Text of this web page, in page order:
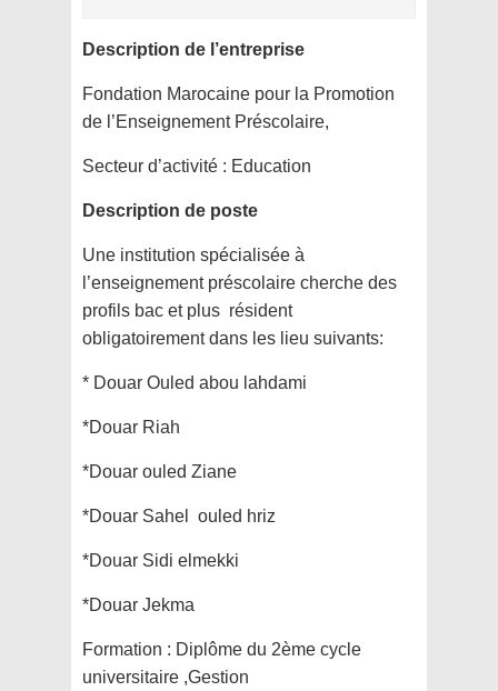
Description de l’entreprise
Fondation Marocaine pour la Promotion
de l’Enseignement Préscolaire,
Secteur d’activité : Education
Description de poste
Une institution spécialisée à
l’enseignement préscolaire cherche des
profils bac et plus résident
obligatoirement dans les lieu suivants:
* Douar Ouled abou lahdami
*Douar Riah
*Douar ouled Ziane
*Douar Sahel ouled hriz
*Douar Sidi elmekki
*Douar Jekma
Formation : Diplôme du 2ème cycle
universitaire ,Gestion